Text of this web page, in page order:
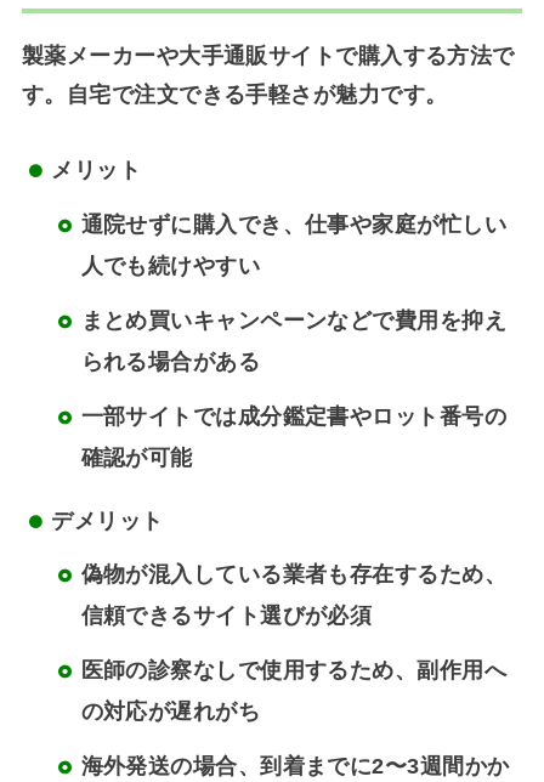
製薬メーカーや大手通販サイトで購入する方法で
す。
自宅で注文できる手軽さ が魅力です。
メリット
通院せずに購入でき、仕事や家庭が忙しい
人でも続けやすい
まとめ買いキャンペーンなどで費用を抑え
られる場合がある
一部サイトでは成分鑑定書やロット番号の
確認が可能
デメリット
偽物が混入している業者も存在するため、
信頼できるサイト選びが必須
医師の診察なしで使用するため、副作用へ
の対応が遅れがち
海外発送の場合、到着までに2〜3週間かか